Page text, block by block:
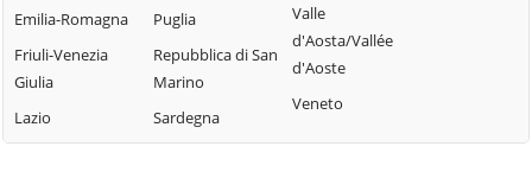
Emilia-Romagna
Friuli-Venezia
Giulia
Lazio
Puglia
Repubblica di San
Marino
Sardegna
Valle
d'Aosta/Vallée
d'Aoste
Veneto